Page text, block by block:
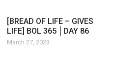
[BREAD OF LIFE – GIVES
LIFE] BOL 365 │DAY 86
March 27, 2023